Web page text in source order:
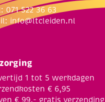
071 522 36 63
info@ltcleiden.nl
1 tot 5 werkdagen
€ 6,95